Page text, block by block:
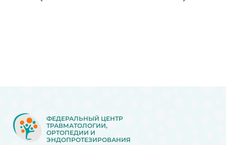
ФЕДЕРАЛЬНЫЙ ЦЕНТР
ТРАВМАТОЛОГИИ,
ОРТОПЕДИИ И
ЭНДОПРОТЕЗИРОВАНИЯ